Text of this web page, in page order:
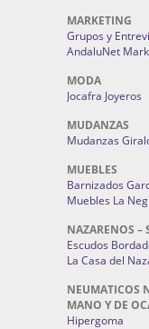
MARKETING
Grupos y
AndaluNet
MODA
Jocafra Joyeros
MUDANZAS
Mudanzas
MUEBLES
Barnizados
Muebles La
NAZARENOS –
Escudos
La Casa del
NEUMATICOS
MANO Y DE
Hipergoma